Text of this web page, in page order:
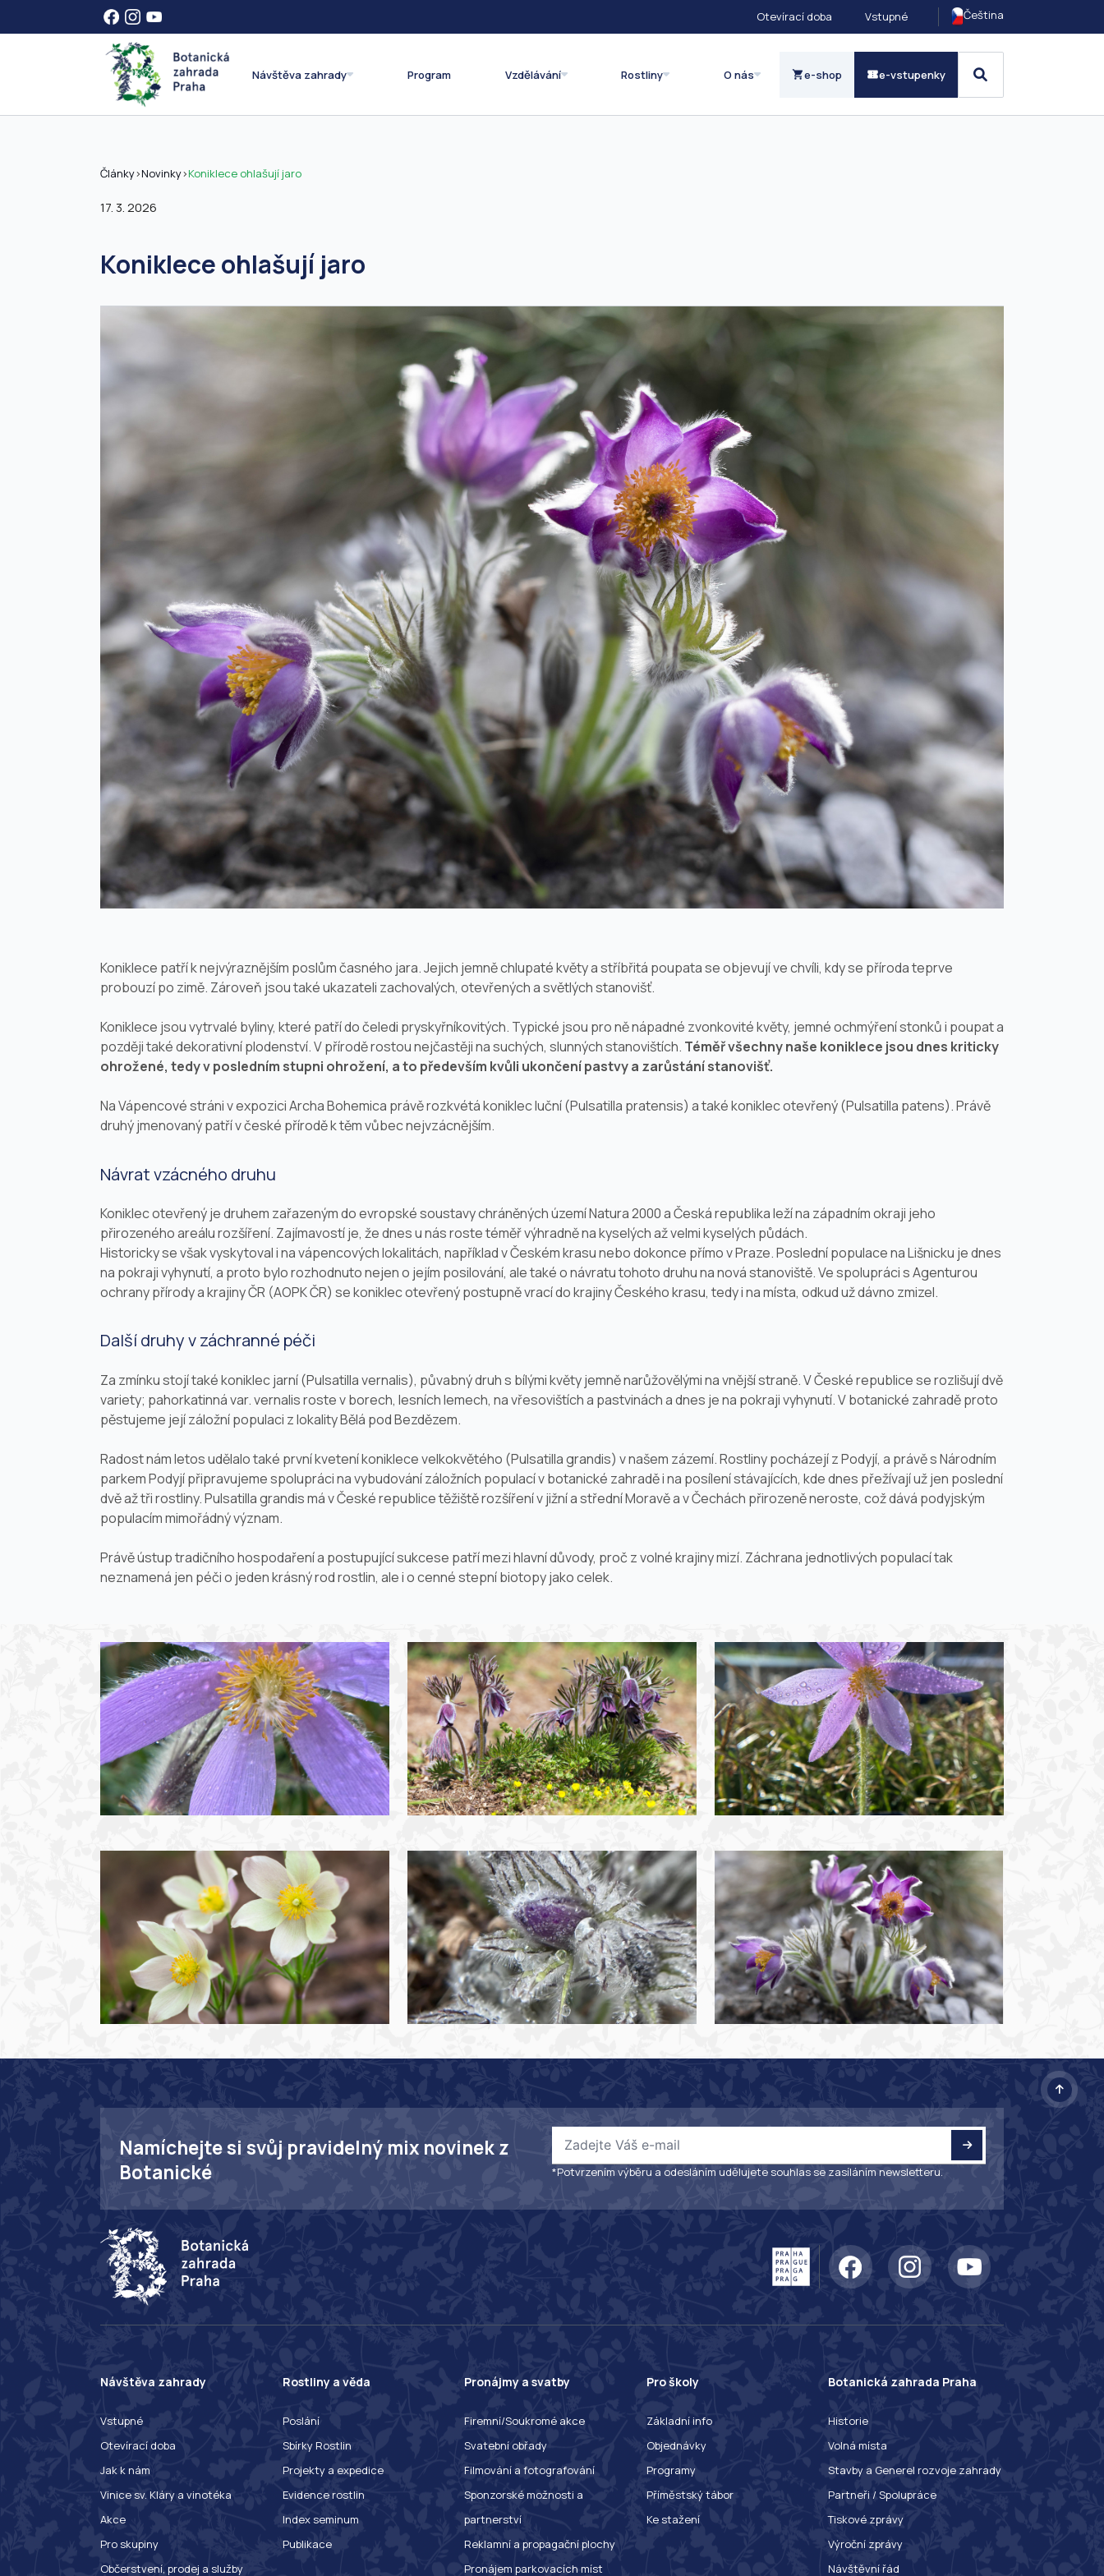
Otevírací doba Vstupné Čeština
Návštěva zahrady Program Vzdělávání Rostliny O nás e-shop e-vstupenky
Články>Novinky>Koniklece ohlašují jaro
17. 3. 2026
Koniklece ohlašují jaro
Koniklece patří k nejvýraznějším poslům časného jara. Jejich jemně chlupaté květy a stříbřitá poupata se objevují ve chvíli, kdy se příroda teprve
probouzí po zimě. Zároveň jsou také ukazateli zachovalých, otevřených a světlých stanovišť.
Koniklece jsou vytrvalé byliny, které patří do čeledi pryskyřníkovitých. Typické jsou pro ně nápadné zvonkovité květy, jemné ochmýření stonků i poupat a
později také dekorativní plodenství. V přírodě rostou nejčastěji na suchých, slunných stanovištích. Téměř všechny naše koniklece jsou dnes kriticky
ohrožené, tedy v posledním stupni ohrožení, a to především kvůli ukončení pastvy a zarůstání stanovišť.
Na Vápencové stráni v expozici Archa Bohemica právě rozkvétá koniklec luční (Pulsatilla pratensis) a také koniklec otevřený (Pulsatilla patens). Právě
druhý jmenovaný patří v české přírodě k těm vůbec nejvzácnějším.
Návrat vzácného druhu
Koniklec otevřený je druhem zařazeným do evropské soustavy chráněných území Natura 2000 a Česká republika leží na západním okraji jeho
přirozeného areálu rozšíření. Zajímavostí je, že dnes u nás roste téměř výhradně na kyselých až velmi kyselých půdách.
Historicky se však vyskytoval i na vápencových lokalitách, například v Českém krasu nebo dokonce přímo v Praze. Poslední populace na Lišnicku je dnes
na pokraji vyhynutí, a proto bylo rozhodnuto nejen o jejím posilování, ale také o návratu tohoto druhu na nová stanoviště. Ve spolupráci s Agenturou
ochrany přírody a krajiny ČR (AOPK ČR) se koniklec otevřený postupně vrací do krajiny Českého krasu, tedy i na místa, odkud už dávno zmizel.
Další druhy v záchranné péči
Za zmínku stojí také koniklec jarní (Pulsatilla vernalis), půvabný druh s bílými květy jemně narůžovělými na vnější straně. V České republice se rozlišují dvě
variety; pahorkatinná var.vernalisroste v borech, lesních lemech, na vřesovištích a pastvinách a dnes je na pokraji vyhynutí. V botanické zahradě proto
pěstujeme její záložní populaci z lokality Bělá pod Bezdězem.
Radost nám letos udělalo také první kvetení koniklece velkokvětého (Pulsatilla grandis) v našem zázemí. Rostliny pocházejí z Podyjí, a právě s Národním
parkem Podyjí připravujeme spolupráci na vybudování záložních populací v botanické zahradě i na posílení stávajících, kde dnes přežívají už jen poslední
dvě až tři rostliny.Pulsatilla grandismá v České republice těžiště rozšíření v jižní a střední Moravě a v Čechách přirozeně neroste, což dává podyjským
populacím mimořádný význam.
Právě ústup tradičního hospodaření a postupující sukcese patří mezi hlavní důvody, proč z volné krajiny mizí. Záchrana jednotlivých populací tak
neznamená jen péči o jeden krásný rod rostlin, ale i o cenné stepní biotopy jako celek.
Namíchejte si svůj pravidelný mix novinek z
Botanické
*Potvrzením výběru a odesláním udělujete souhlas se zasíláním newsletteru.
Návštěva zahrady
Vstupné
Otevírací doba
Jak k nám
Vinice sv. Kláry a vinotéka
Akce
Pro skupiny
Občerstvení, prodej a služby
Rostliny a věda
Poslání
Sbírky Rostlin
Projekty a expedice
Evidence rostlin
Index seminum
Publikace
Pronájmy a svatby
Firemní/Soukromé akce
Svatební obřady
Filmování a fotografování
Sponzorské možnosti a
partnerství
Reklamní a propagační plochy
Pronájem parkovacích míst
Pro školy
Základní info
Objednávky
Programy
Příměstský tábor
Ke stažení
Botanická zahrada Praha
Historie
Volná místa
Stavby a Generel rozvoje zahrady
Partneři / Spolupráce
Tiskové zprávy
Výroční zprávy
Návštěvní řád